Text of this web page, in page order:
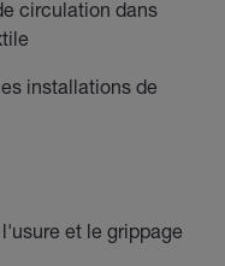
circulation dans
installations de
et le grippage